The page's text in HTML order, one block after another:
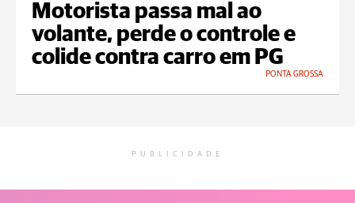
Motorista passa mal ao
volante, perde o controle e
colide contra carro em PG
PONTA GROSSA
PUBLICIDADE